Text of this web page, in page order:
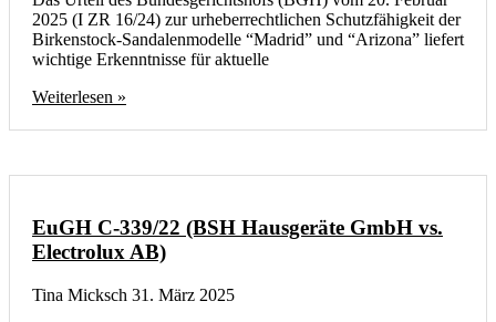
2025 (I ZR 16/24) zur urheberrechtlichen Schutzfähigkeit der
Birkenstock-Sandalenmodelle “Madrid” und “Arizona” liefert
wichtige Erkenntnisse für aktuelle
Weiterlesen »
EuGH C-339/22 (BSH Hausgeräte GmbH vs.
Electrolux AB)
Tina Micksch 31. März 2025